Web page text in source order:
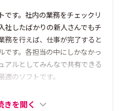
です。社内の業務をチェックリ
社したばかりの新人さんでもチ
務を行えば、仕事が完了すると
です。各担当の中にしかなかっ
アルとしてみんなで共有できる
のソフトです。
きを開く